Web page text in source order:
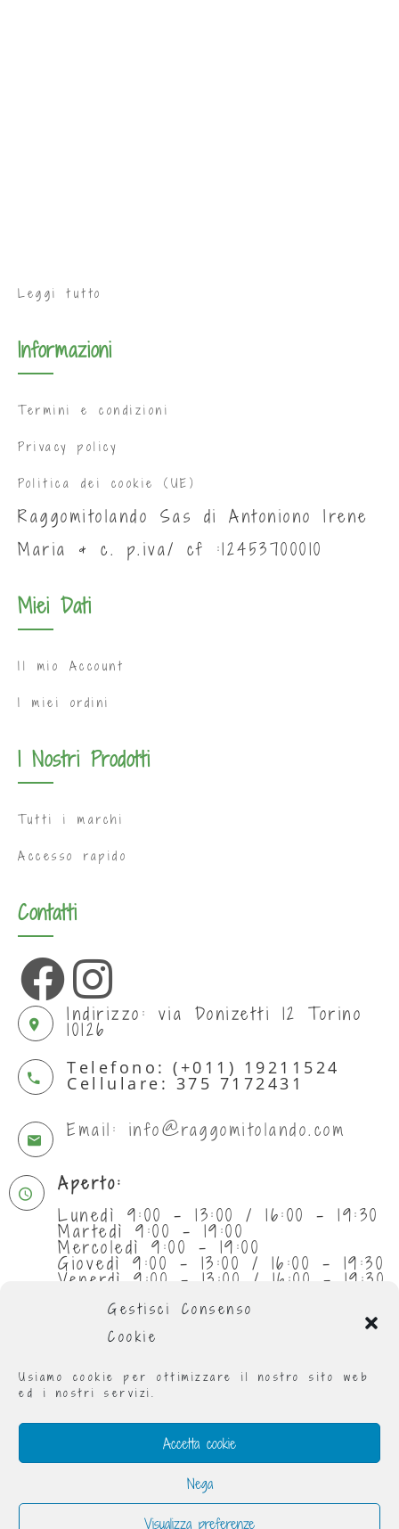
Gestisci Consenso
Cookie
Usiamo cookie per ottimizzare il nostro sito web
ed i nostri servizi.
Accetta cookie
Nega
Visualizza preferenze
Leggi tutto
Informazioni
Termini e condizioni
Privacy policy
Politica dei cookie (UE)
Raggomitolando Sas di Antoniono Irene
Maria & c. p.iva/ cf :12453700010
Miei Dati
Il mio Account
I miei ordini
I Nostri Prodotti
Tutti i marchi
Accesso rapido
Contatti
Indirizzo: via Donizetti 12 Torino
10126
Telefono: (+011) 19211524
Cellulare: 375 7172431
Email: info@raggomitolando.com
Aperto:
Lunedì 9:00 - 13:00 / 16:00 - 19:30
Martedì 9:00 - 19:00
Mercoledì 9:00 - 19:00
Giovedì 9:00 - 13:00 / 16:00 - 19:30
Venerdì 9:00 - 13:00 / 16:00 - 19:30